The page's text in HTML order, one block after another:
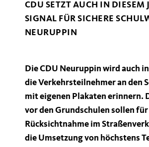
CDU SETZT AUCH IN DIESEM
SIGNAL FÜR SICHERE
NEURUPPIN
Die CDU Neuruppin wird auch
die Verkehrsteilnehmer an den
mit eigenen Plakaten erinnern.
vor den Grundschulen sollen
Rücksichtnahme im
die Umsetzung von höchstens